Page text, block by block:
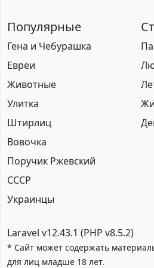
Популярные
Гена и Чебурашка
Евреи
Животные
Улитка
Штирлиц
Вовочка
Поручик Ржевский
СССР
Украинцы
Laravel v12.43.1 (PHP v8.5.2)
* Сайт может содержать
для лиц младше 18 лет.